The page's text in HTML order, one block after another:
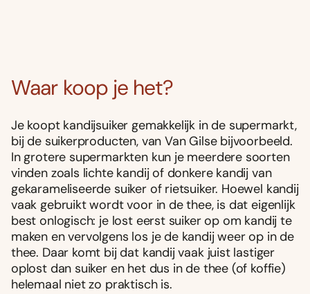
Waar koop je het?
Je koopt kandijsuiker gemakkelijk in de supermarkt,
bij de suikerproducten, van Van Gilse bijvoorbeeld.
In grotere supermarkten kun je meerdere soorten
vinden zoals lichte kandij of donkere kandij van
gekarameliseerde suiker of rietsuiker. Hoewel kandij
vaak gebruikt wordt voor in de thee, is dat eigenlijk
best onlogisch: je lost eerst suiker op om kandij te
maken en vervolgens los je de kandij weer op in de
thee. Daar komt bij dat kandij vaak juist lastiger
oplost dan suiker en het dus in de thee (of koffie)
helemaal niet zo praktisch is.